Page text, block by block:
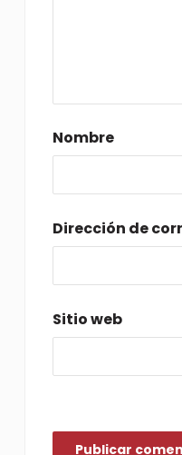
Nombre
Dirección de
Sitio web